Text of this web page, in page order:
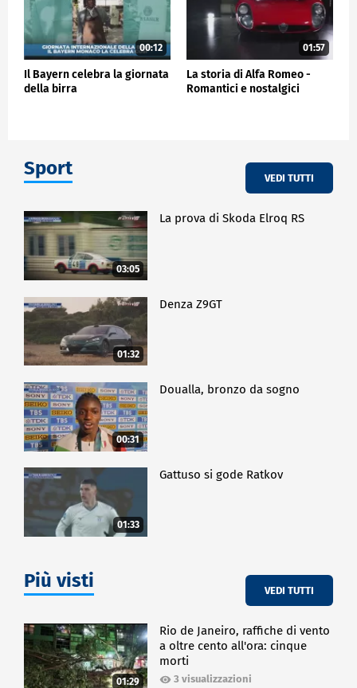
00:12
Il Bayern celebra la giornata
della birra
01:57
La storia di Alfa Romeo -
Romantici e nostalgici
Sport VEDI TUTTI
03:05
La prova di Skoda Elroq RS
01:32
Denza Z9GT
00:31
Doualla, bronzo da sogno
01:33
Gattuso si gode Ratkov
Più visti VEDI TUTTI
01:29
Rio de Janeiro, raffiche di vento
a oltre cento all'ora: cinque
morti
3 visualizzazioni